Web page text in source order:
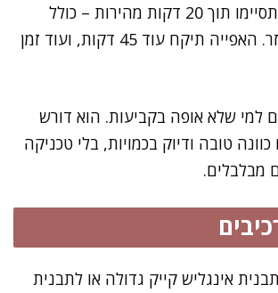
את רוב העבודה תסיימו תוך 20 דקות מהירות – כולל
קילוף וגריסת הגזר. האפייה תיקח עוד 45 דקות, ועוד זמן
למי שלא אופה בקביעות. הוא דורש
טובה ודיוק בכמויות, בלי טכניקה
מבלבלים.
אינגליש קייק גדולה או לתבנית